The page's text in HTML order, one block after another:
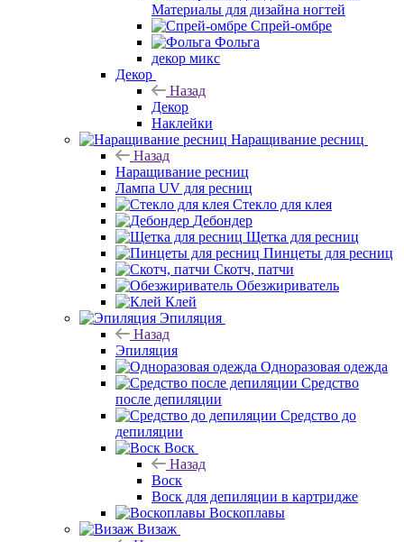
Материалы для дизайна ногтей
Спрей-омбре
Фольга
декор микс
Декор
Назад
Декор
Наклейки
Наращивание ресниц
Назад
Наращивание ресниц
Лампа UV для ресниц
Стекло для клея
Дебондер
Щетка для ресниц
Пинцеты для ресниц
Скотч, патчи
Обезжириватель
Клей
Эпиляция
Назад
Эпиляция
Одноразовая одежда
Средство
после депиляции
Средство до
депиляции
Воск
Назад
Воск
Воск для депиляции в картридже
Воскоплавы
Визаж